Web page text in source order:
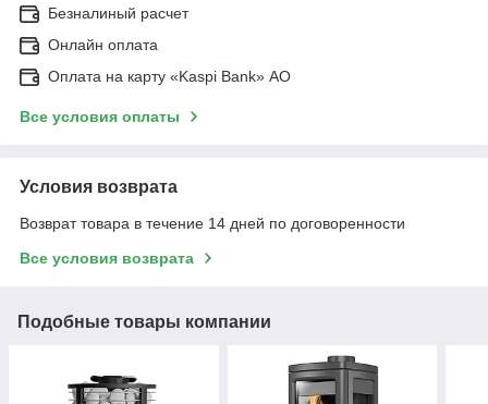
Безналиный расчет
Онлайн оплата
Оплата на карту «Kaspi Bank» АО
Все условия оплаты
Условия возврата
Возврат товара в течение 14 дней по договоренности
Все условия возврата
Подобные товары компании